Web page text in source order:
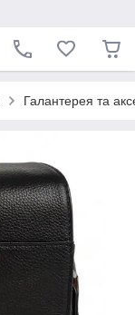
Галантерея та